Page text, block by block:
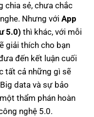
chia sẻ, chưa chắc
Nhưng với App
5.0) thì khác, với mỗi
giải thích cho bạn
đến kết luận cuối
tất cả những gì sẽ
data và sự bảo
thẩm phán hoàn
nghệ 5.0.